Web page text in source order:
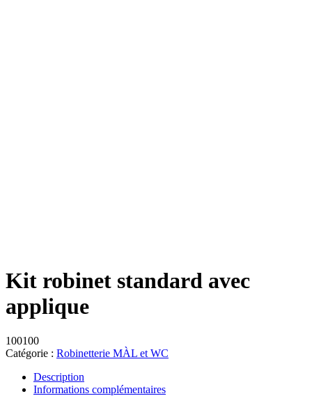
Kit robinet standard avec
applique
100100
Catégorie : Robinetterie MÀL et WC
Description
Informations complémentaires